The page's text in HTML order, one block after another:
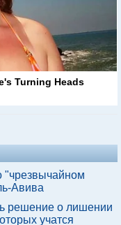
Turning Heads
"чрезвычайном
Авива
решение о лишении
учатся